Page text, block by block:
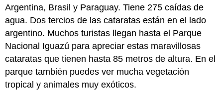
Argentina, Brasil y Paraguay. Tiene 275 caídas de
agua. Dos tercios de las cataratas están en el lado
argentino. Muchos turistas llegan hasta el Parque
Nacional Iguazú para apreciar estas maravillosas
cataratas que tienen hasta 85 metros de altura. En el
parque también puedes ver mucha vegetación
tropical y animales muy exóticos.